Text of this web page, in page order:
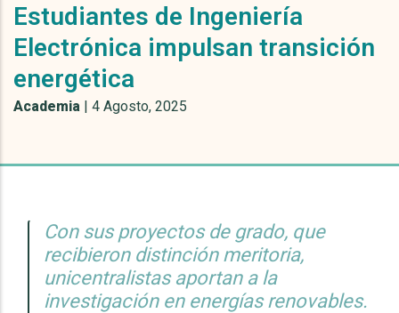
Estudiantes de Ingeniería
Electrónica impulsan transición
energética
Academia | 4 Agosto, 2025
Con sus proyectos de grado, que
recibieron distinción meritoria,
unicentralistas aportan a la
investigación en energías renovables.